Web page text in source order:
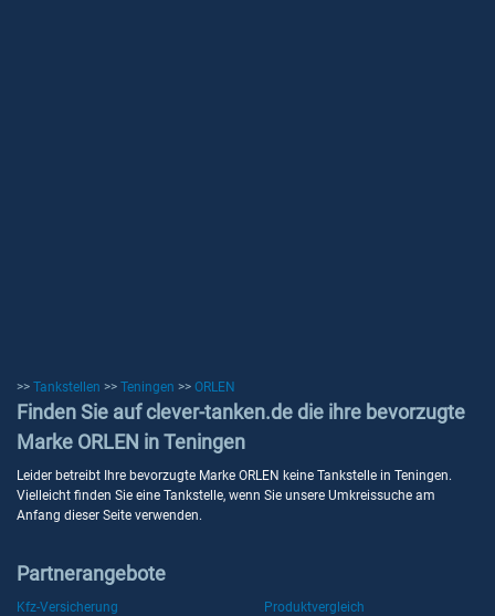
>> Tankstellen >> Teningen >> ORLEN
Finden Sie auf clever-tanken.de die ihre bevorzugte
Marke ORLEN in Teningen
Leider betreibt Ihre bevorzugte Marke ORLEN keine Tankstelle in Teningen.
Vielleicht finden Sie eine Tankstelle, wenn Sie unsere Umkreissuche am
Anfang dieser Seite verwenden.
Partnerangebote
Kfz-Versicherung
Produktvergleich